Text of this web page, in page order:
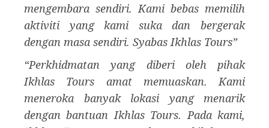
mengembara sendiri. ​Kami bebas memilih
aktiviti yang kami suka dan bergerak
dengan masa sendiri. Syabas Ikhlas Tours”
“Perkhidmatan yang diberi oleh pihak
Ikhlas Tours amat memuaskan. Kami
meneroka banyak lokasi yang menarik
dengan bantuan Ikhlas Tours. ​Pada kami,